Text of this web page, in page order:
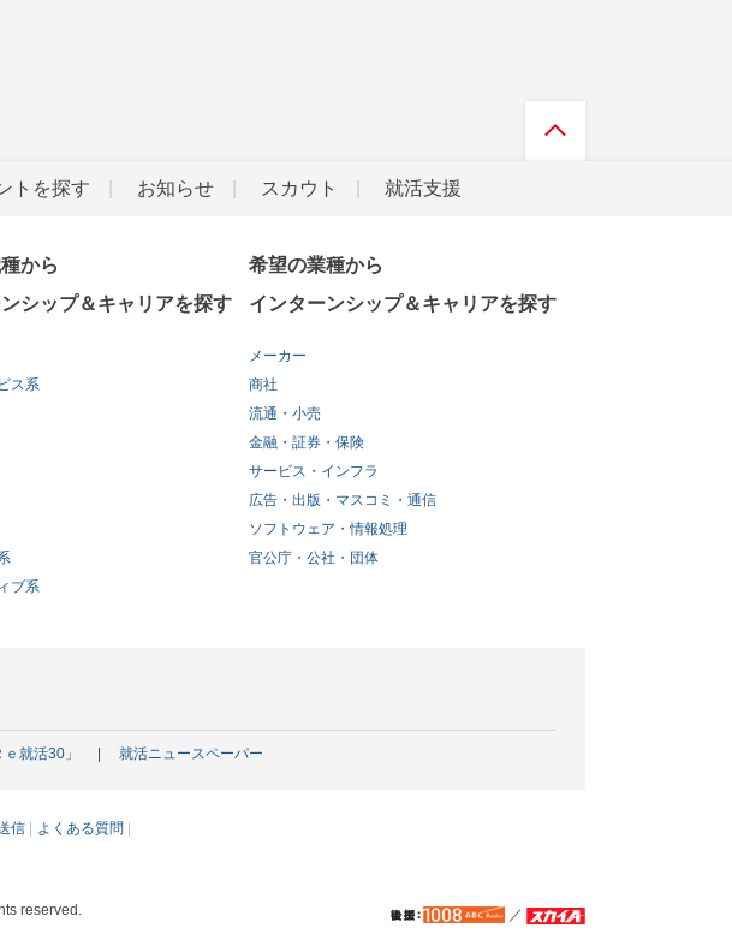
トを探す お知らせ スカウト 就活支援
から
シップ＆キャリアを探す
ス系
ブ系
希望の業種から
インターンシップ＆キャリアを探す
メーカー
商社
流通・小売
金融・証券・保険
サービス・インフラ
広告・出版・マスコミ・通信
ソフトウェア・情報処理
官公庁・公社・団体
就活30」 就活ニュースペーパー
信 よくある質問
reserved. ／